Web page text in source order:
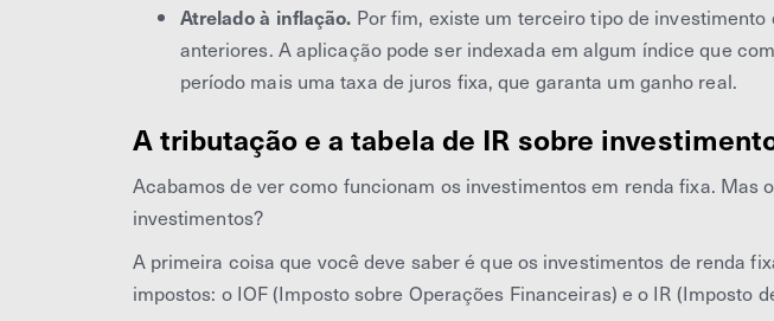
Atrelado à inflação. Por fim, existe um terceiro tipo de
anteriores. A aplicação pode ser indexada em algum índice que
período mais uma taxa de juros fixa, que garanta um ganho real.
A tributação e a tabela de IR sobre
Acabamos de ver como funcionam os investimentos em renda fixa. Mas
investimentos?
A primeira coisa que você deve saber é que os investimentos de renda
impostos: o IOF (Imposto sobre Operações Financeiras) e o IR (Imposto